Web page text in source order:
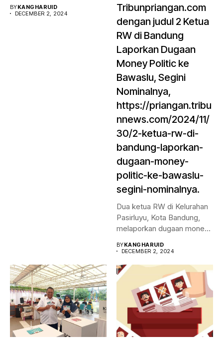
BYKANGHARUID
DECEMBER 2, 2024
Tribunpriangan.com
dengan judul 2 Ketua
RW di Bandung
Laporkan Dugaan
Money Politic ke
Bawaslu, Segini
Nominalnya,
https://priangan.tribu
nnews.com/2024/11/
30/2-ketua-rw-di-
bandung-laporkan-
dugaan-money-
politic-ke-bawaslu-
segini-nominalnya.
Dua ketua RW di Kelurahan
Pasirluyu, Kota Bandung,
melaporkan dugaan money
BYKANGHARUID
DECEMBER 2, 2024